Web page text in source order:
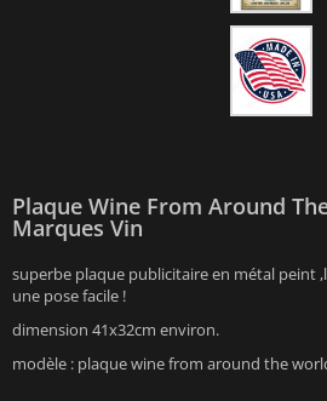
Plaque Wine From Around
Marques Vin
superbe plaque publicitaire en métal peint
une pose facile !
dimension 41x32cm environ.
modèle : plaque wine from around the